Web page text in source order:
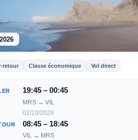
retour Classe économique Vol direct
19:45 – 00:45
MRS → VIL
02/10/2026
08:45 – 18:45
VIL → MRS